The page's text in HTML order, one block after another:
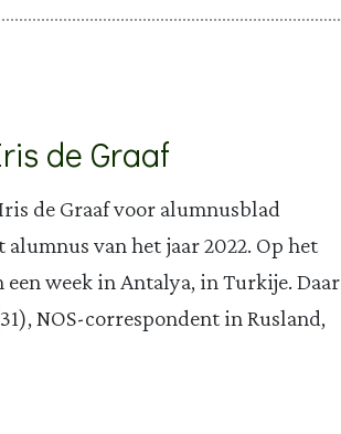
de Graaf
de Graaf voor alumnusblad
van het jaar 2022. Op het
week in Antalya, in Turkije. Daar
NOS-correspondent in Rusland,